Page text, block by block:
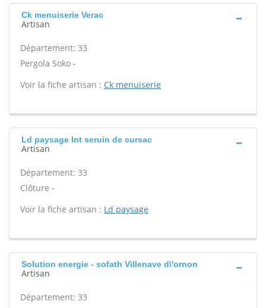
Ck menuiserie Verac
Artisan
Département: 33
Pergola Soko -
Voir la fiche artisan : Ck menuiserie
Ld paysage Int seruin de cursac
Artisan
Département: 33
Clôture -
Voir la fiche artisan : Ld paysage
Solution energie - sofath Villenave d\'ornon
Artisan
Département: 33